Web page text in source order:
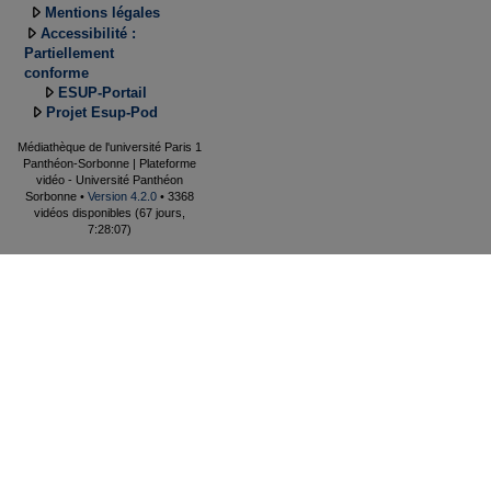
Mentions légales
Accessibilité :
Partiellement
conforme
ESUP-Portail
Projet Esup-Pod
Médiathèque de l'université Paris 1
Panthéon-Sorbonne | Plateforme
vidéo - Université Panthéon
Sorbonne • Version 4.2.0 • 3368
vidéos disponibles (67 jours,
7:28:07)